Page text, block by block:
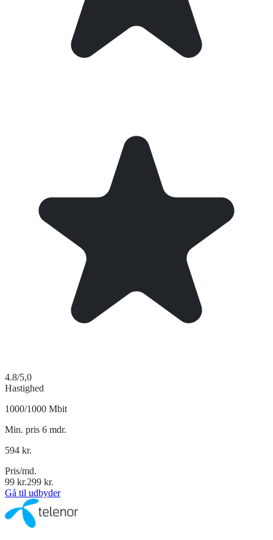
4.8/5,0
Hastighed
1000/1000 Mbit
Min. pris 6 mdr.
594 kr.
Pris/md.
99 kr.299 kr.
Gå til udbyder